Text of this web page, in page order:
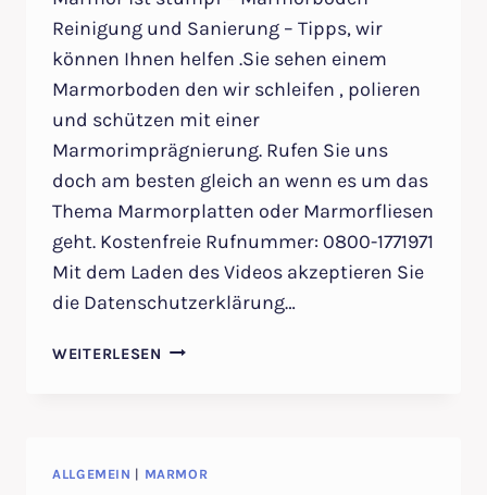
Reinigung und Sanierung – Tipps, wir
können Ihnen helfen .Sie sehen einem
Marmorboden den wir schleifen , polieren
und schützen mit einer
Marmorimprägnierung. Rufen Sie uns
doch am besten gleich an wenn es um das
Thema Marmorplatten oder Marmorfliesen
geht. Kostenfreie Rufnummer: 0800-1771971
Mit dem Laden des Videos akzeptieren Sie
die Datenschutzerklärung…
WEITERLESEN MARMOR
REINIGUNG
ALLGEMEIN | MARMOR